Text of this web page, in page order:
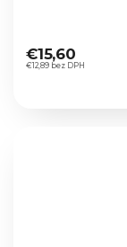
hodnotenie
produktu
€12,89 bez DPH
€15,60